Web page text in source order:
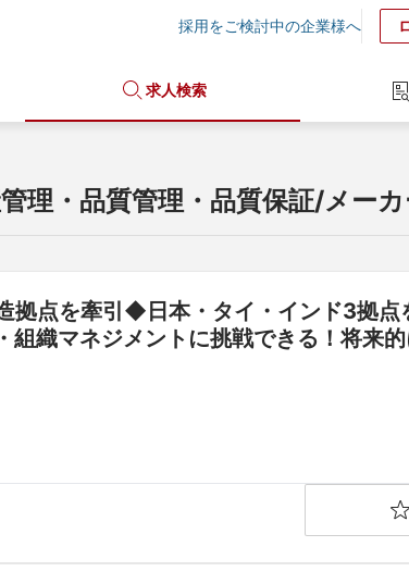
採用をご検討中の企業様へ
求人検索
理・品質管理・品質保証/メー
拠点を牽引◆日本・タイ・インド3拠点
織マネジメントに挑戦できる！将来